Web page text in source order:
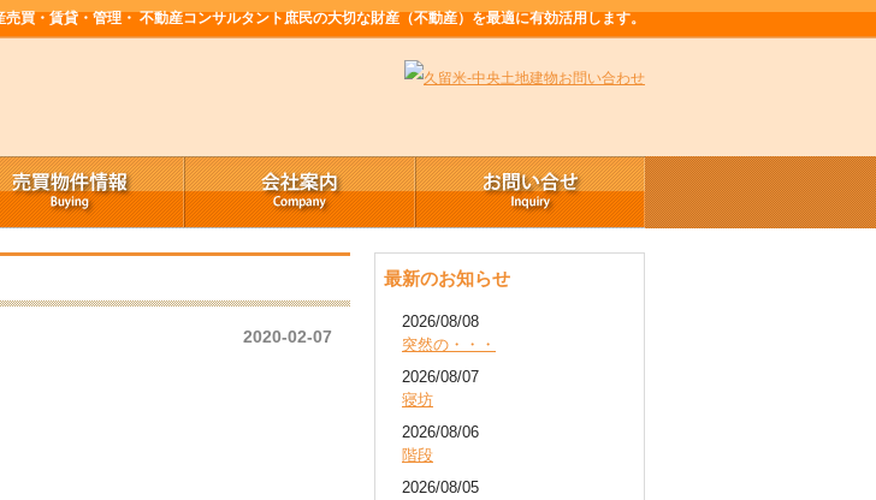
買・賃貸・管理・ 不動産コンサルタント庶民の大切な財産（不動産）を最適に有効活用します。
2020-02-07
最新のお知らせ
2026/08/08
突然の・・・
2026/08/07
寝坊
2026/08/06
階段
2026/08/05